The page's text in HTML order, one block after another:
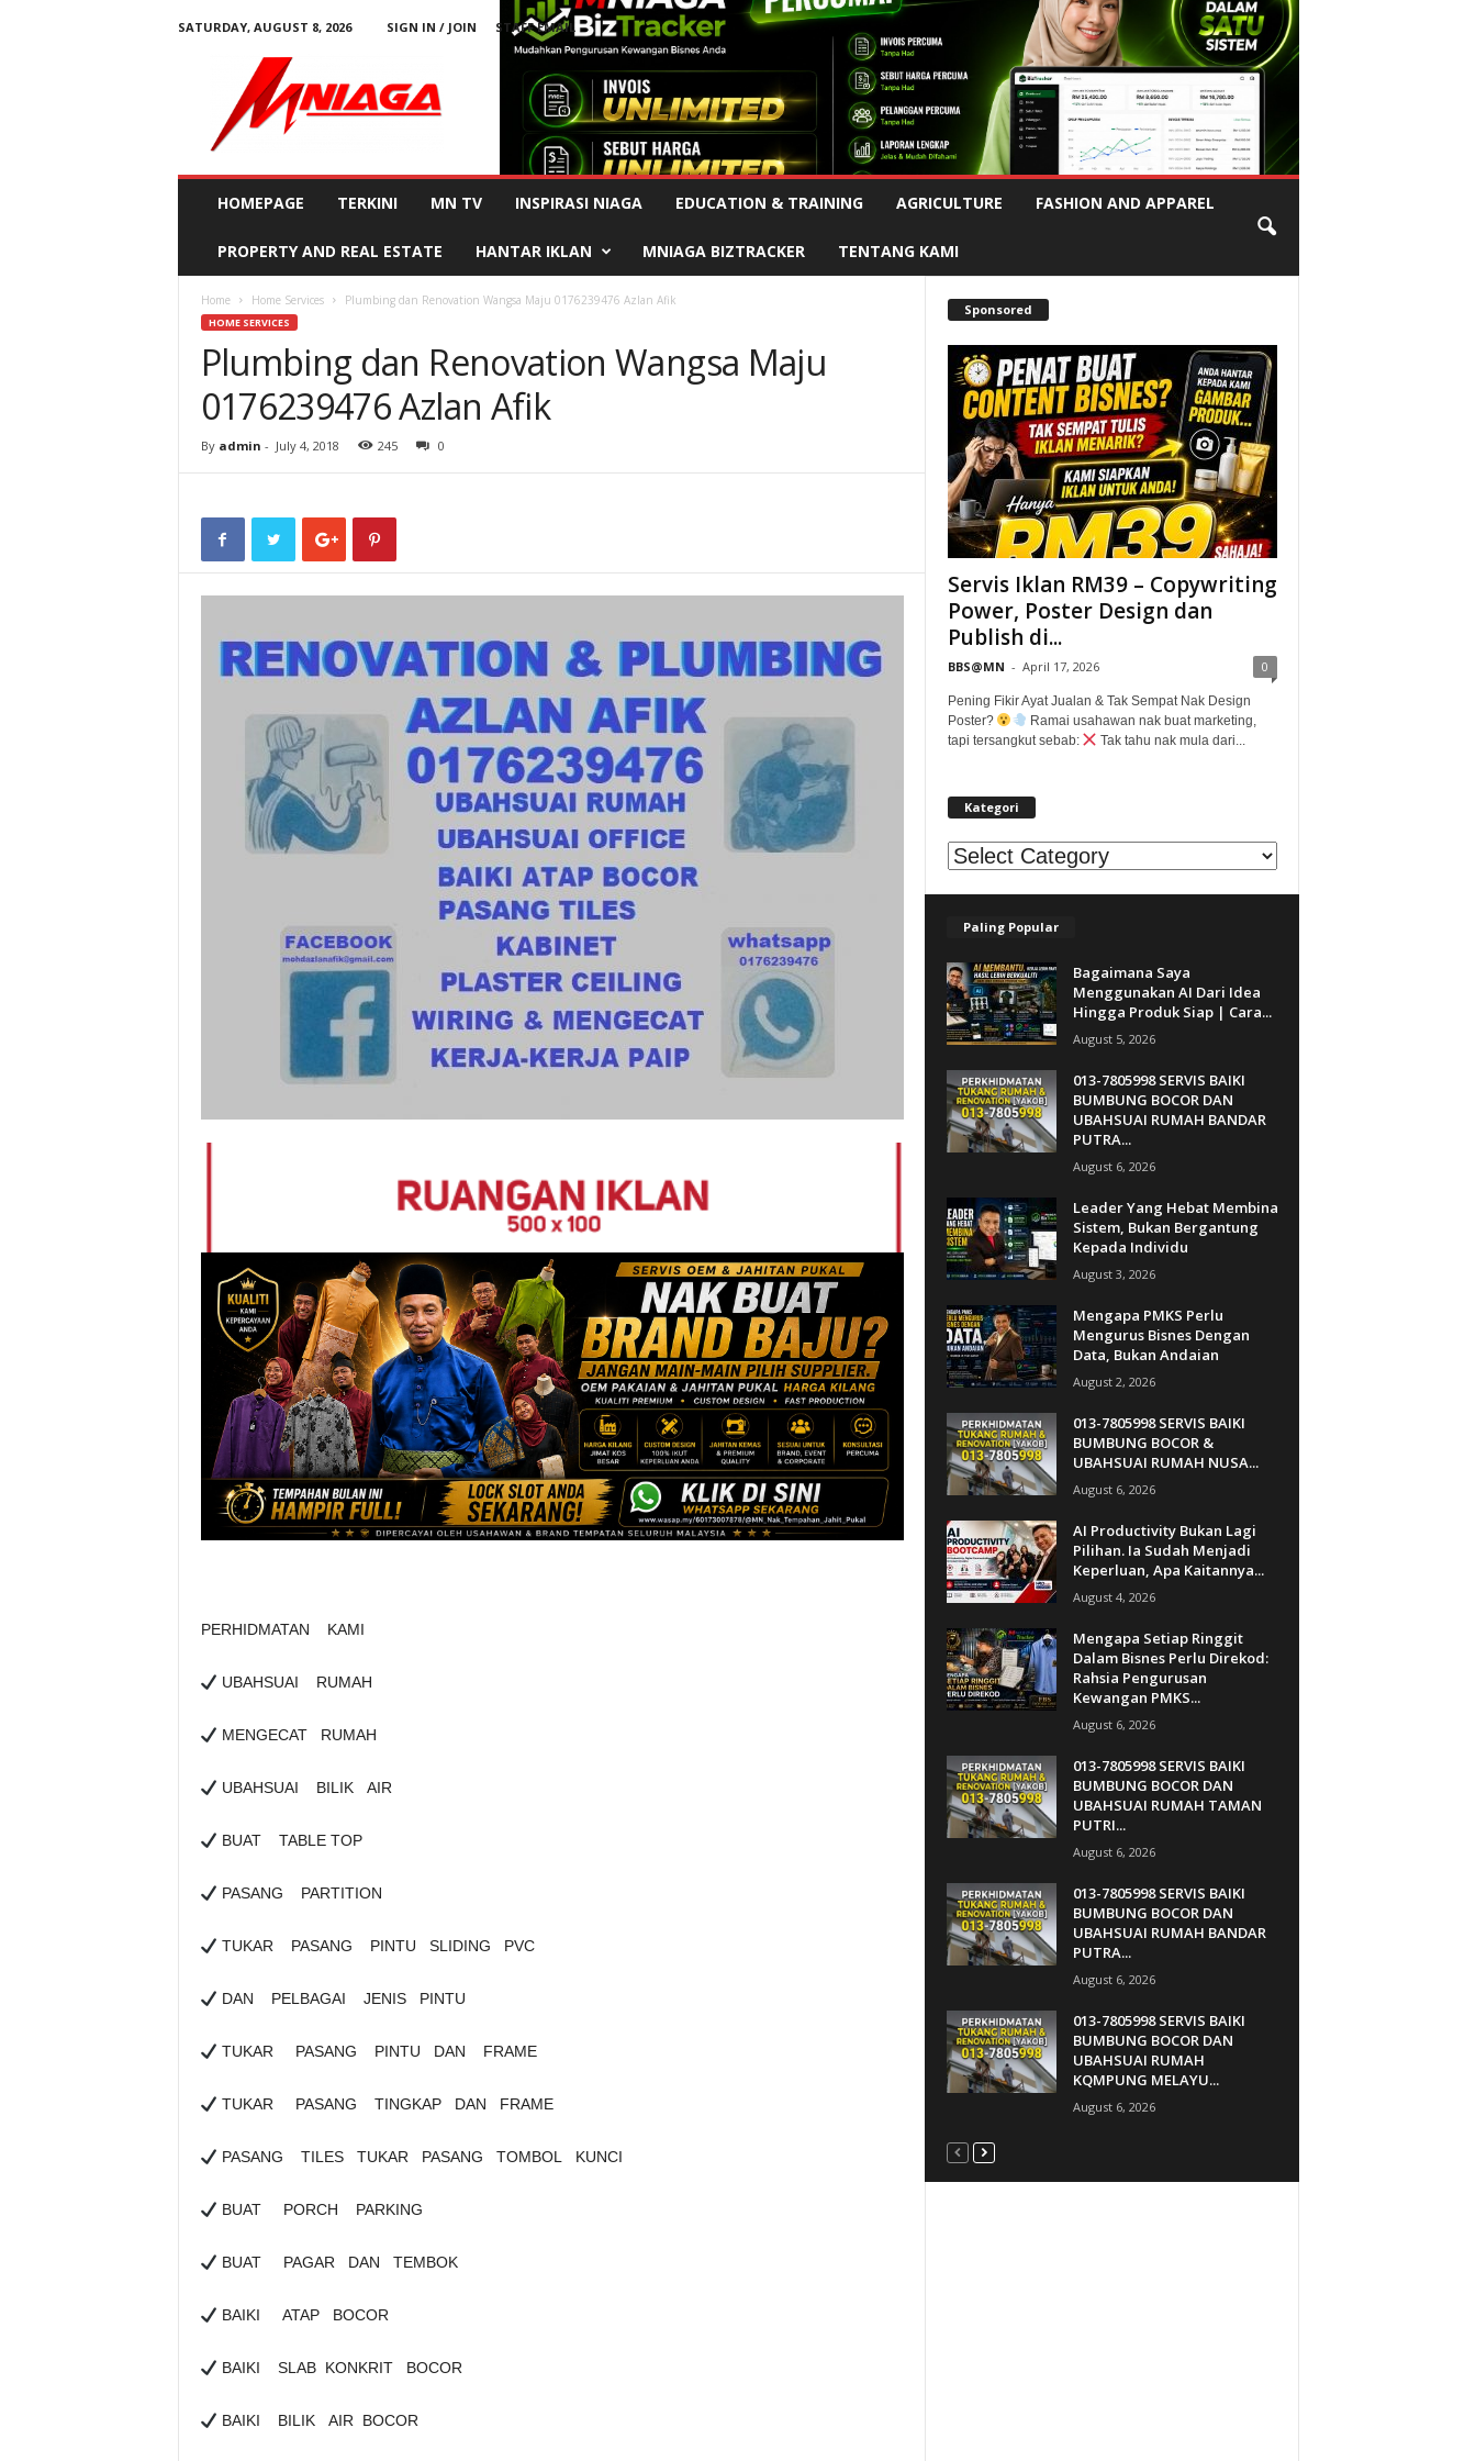
SATURDAY, AUGUST 8, 2026 SIGN IN / JOIN STAFF EMAIL
Advertisement
HOMEPAGE TERKINI MN TV INSPIRASI NIAGA EDUCATION & TRAINING AGRICULTURE FASHION AND APPAREL
PROPERTY AND REAL ESTATE HANTAR IKLAN MNIAGA BIZTRACKER TENTANG KAMI
Home Home Services Plumbing dan Renovation Wangsa Maju 0176239476 Azlan Afik
HOME SERVICES
Plumbing dan Renovation Wangsa Maju
0176239476 Azlan Afik
By admin - July 4, 2018 245 0
PERHIDMATAN KAMI
UBAHSUAI RUMAH
MENGECAT RUMAH
UBAHSUAI BILIK AIR
BUAT TABLE TOP
PASANG PARTITION
TUKAR PASANG PINTU SLIDING PVC
DAN PELBAGAI JENIS PINTU
TUKAR PASANG PINTU DAN FRAME
TUKAR PASANG TINGKAP DAN FRAME
PASANG TILES TUKAR PASANG TOMBOL KUNCI
BUAT PORCH PARKING
BUAT PAGAR DAN TEMBOK
BAIKI ATAP BOCOR
BAIKI SLAB KONKRIT BOCOR
BAIKI BILIK AIR BOCOR
Sponsored
Servis Iklan RM39 – Copywriting
Power, Poster Design dan
Publish di...
BBS@MN - April 17, 2026 0
Pening Fikir Ayat Jualan & Tak Sempat Nak Design
Poster?
Ramai usahawan nak buat marketing,
tapi tersangkut sebab:
Tak tahu nak mula dari...
Kategori
Kategori
Paling Popular
Bagaimana Saya
Menggunakan AI Dari Idea
Hingga Produk Siap | Cara...
August 5, 2026
013-7805998 SERVIS BAIKI
BUMBUNG BOCOR DAN
UBAHSUAI RUMAH BANDAR
PUTRA...
August 6, 2026
Leader Yang Hebat Membina
Sistem, Bukan Bergantung
Kepada Individu
August 3, 2026
Mengapa PMKS Perlu
Mengurus Bisnes Dengan
Data, Bukan Andaian
August 2, 2026
013-7805998 SERVIS BAIKI
BUMBUNG BOCOR &
UBAHSUAI RUMAH NUSA...
August 6, 2026
AI Productivity Bukan Lagi
Pilihan. Ia Sudah Menjadi
Keperluan, Apa Kaitannya...
August 4, 2026
Mengapa Setiap Ringgit
Dalam Bisnes Perlu Direkod:
Rahsia Pengurusan
Kewangan PMKS...
August 6, 2026
013-7805998 SERVIS BAIKI
BUMBUNG BOCOR DAN
UBAHSUAI RUMAH TAMAN
PUTRI...
August 6, 2026
013-7805998 SERVIS BAIKI
BUMBUNG BOCOR DAN
UBAHSUAI RUMAH BANDAR
PUTRA...
August 6, 2026
013-7805998 SERVIS BAIKI
BUMBUNG BOCOR DAN
UBAHSUAI RUMAH
KQMPUNG MELAYU...
August 6, 2026